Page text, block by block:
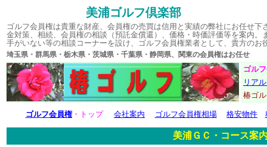
美浦ゴルフ倶楽部
ゴルフ会員権は貴重な財産、会員権の売買は信用と実績の弊社にお任せ
金対策、相続、会員権の相談（預託金償還）、価格・時価評価等を案内
手がいない等の相談コーナーを設け、ゴルフ会員権業者として、貴方のお
埼玉県・群馬県・栃木県・茨城県・千葉県・静岡県、関東の会員権
ゴル
リア
椿ゴ
ゴルフ会員権・トップ 会社案内 ゴルフ会員権相場 格安物件
美浦ＧＣ・コース案